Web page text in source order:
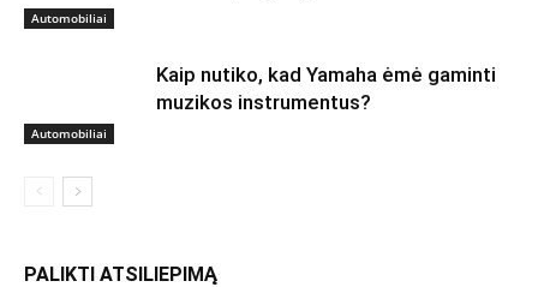
Automobiliai
Automobiliai
Kaip nutiko, kad Yamaha ėmė gaminti
muzikos instrumentus?
PALIKTI ATSILIEPIMĄ